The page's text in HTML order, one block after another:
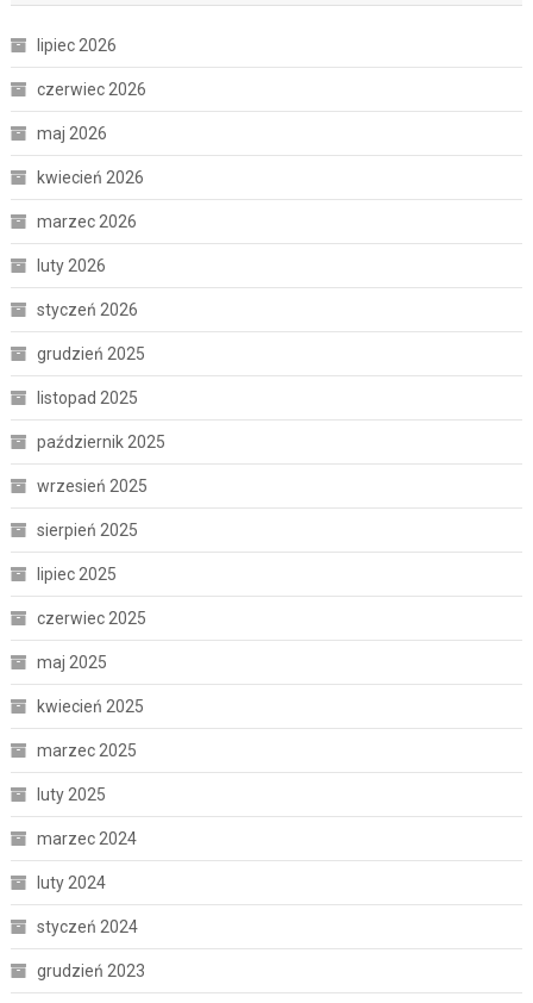
lipiec 2026
czerwiec 2026
maj 2026
kwiecień 2026
marzec 2026
luty 2026
styczeń 2026
grudzień 2025
listopad 2025
październik 2025
wrzesień 2025
sierpień 2025
lipiec 2025
czerwiec 2025
maj 2025
kwiecień 2025
marzec 2025
luty 2025
marzec 2024
luty 2024
styczeń 2024
grudzień 2023